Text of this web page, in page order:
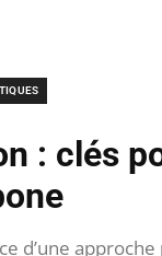
: clés
d’une